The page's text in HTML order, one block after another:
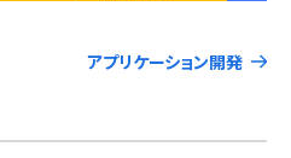
アプリケーション開発